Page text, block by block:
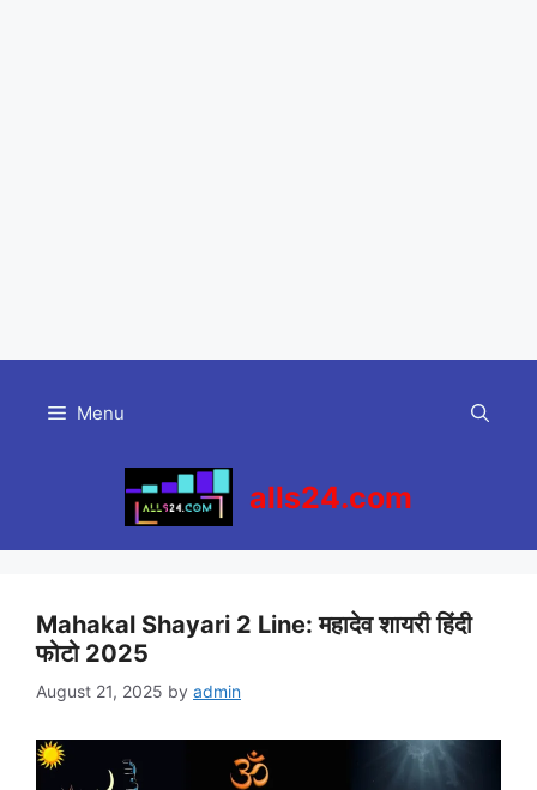
content
Menu
alls24.com
Mahakal Shayari 2 Line: महादेव शायरी हिंदी
फोटो 2025
August 21, 2025 by admin